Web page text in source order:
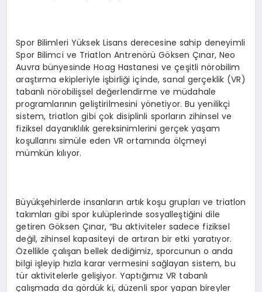
Spor Bilimleri Yüksek Lisans derecesine sahip deneyimli
Spor Bilimci ve Triatlon Antrenörü Göksen Çınar, Neo
Auvra bünyesinde Hoag Hastanesi ve çeşitli nörobilim
araştırma ekipleriyle işbirliği içinde, sanal gerçeklik (VR)
tabanlı nörobilişsel değerlendirme ve müdahale
programlarının geliştirilmesini yönetiyor. Bu yenilikçi
sistem, triatlon gibi çok disiplinli sporların zihinsel ve
fiziksel dayanıklılık gereksinimlerini gerçek yaşam
koşullarını simüle eden VR ortamında ölçmeyi
mümkün kılıyor.
Büyükşehirlerde insanların artık koşu grupları ve triatlon
takımları gibi spor kulüplerinde sosyalleştiğini dile
getiren Göksen Çınar, “Bu aktiviteler sadece fiziksel
değil, zihinsel kapasiteyi de artıran bir etki yaratıyor.
Özellikle çalışan bellek dediğimiz, sporcunun o anda
bilgi işleyip hızla karar vermesini sağlayan sistem, bu
tür aktivitelerle gelişiyor. Yaptığımız VR tabanlı
çalışmada da gördük ki, düzenli spor yapan bireyler